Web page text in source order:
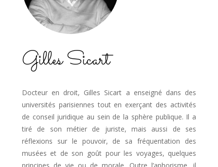
Gilles Sicart
Docteur en droit, Gilles Sicart a enseigné dans des
universités parisiennes tout en exerçant des activités
de conseil juridique au sein de la sphère publique. Il a
tiré de son métier de juriste, mais aussi de ses
réflexions sur le pouvoir, de sa fréquentation des
musées et de son goût pour les voyages, quelques